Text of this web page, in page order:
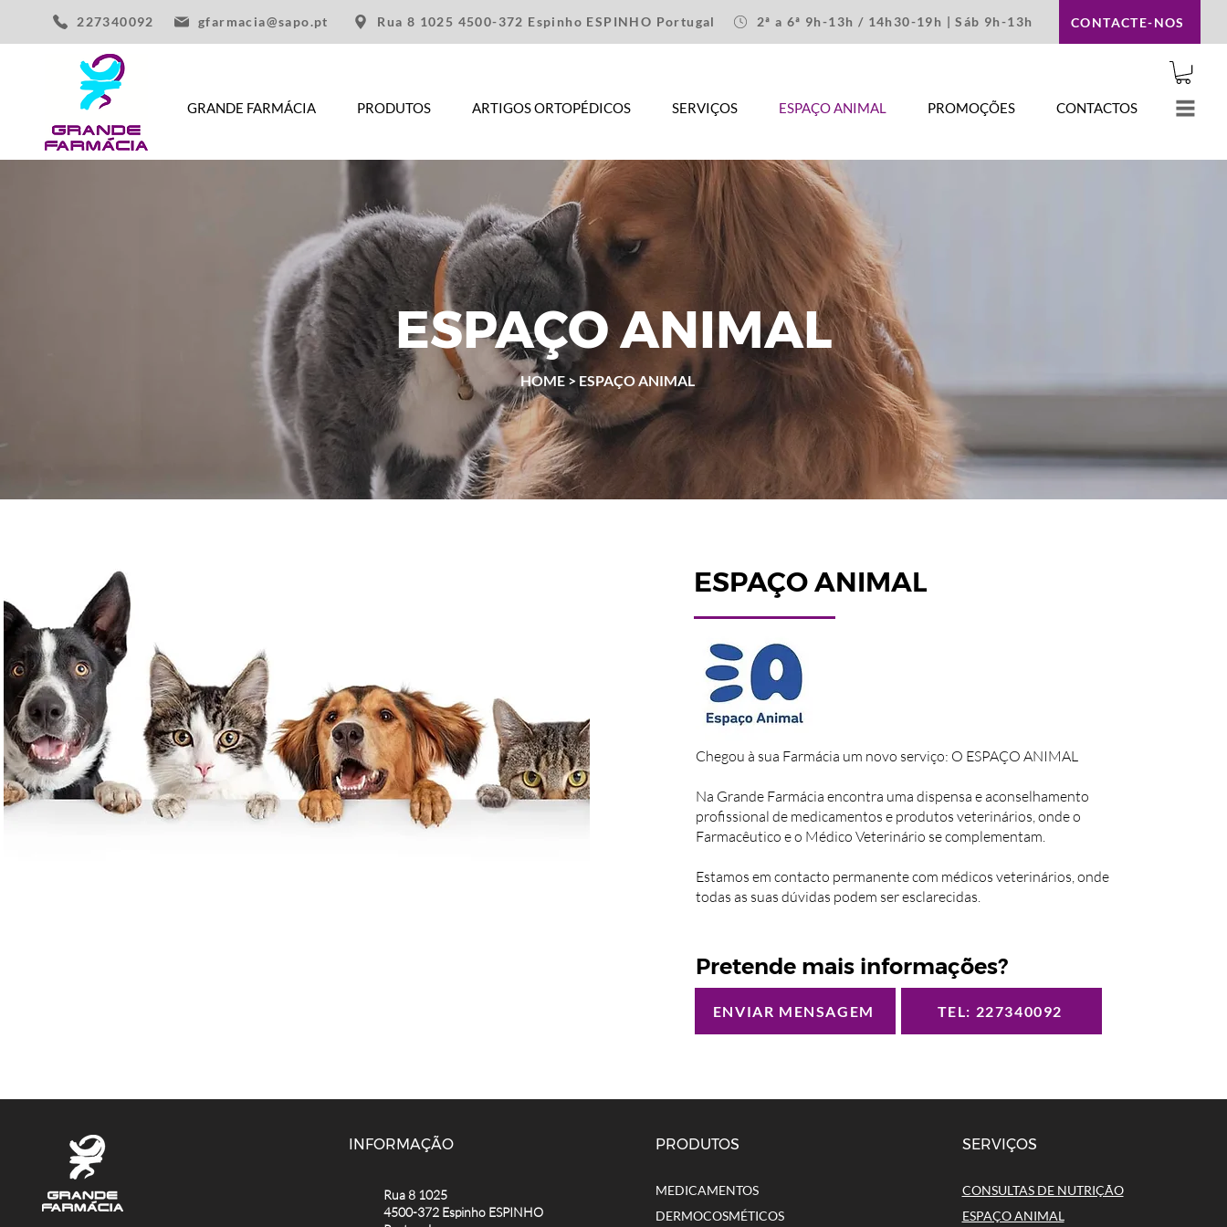
227340092 gfarmacia@sapo.pt Rua 8 1025 4500-372 Espinho ESPINHO Portugal 2ª a 6ª 9h-13h / 14h30-19h | Sáb 9h-13h CONTACTE-NOS
GRANDE FARMÁCIA PRODUTOS ARTIGOS ORTOPÉDICOS SERVIÇOS ESPAÇO ANIMAL PROMOÇÕES CONTACTOS
ESPAÇO ANIMAL
HOME> ESPAÇO ANIMAL
ESPAÇO ANIMAL
Chegou à sua Farmácia um novo serviço: O ESPAÇO ANIMAL
Na Grande Farmácia encontra uma dispensa e aconselhamento
profissional de medicamentos e produtos veterinários, onde o
Farmacêutico e o Médico Veterinário se complementam.
Estamos em contacto permanente com médicos veterinários, onde
todas as suas dúvidas podem ser esclarecidas.
Pretende mais informações?
ENVIAR MENSAGEM TEL: 227340092
INFORMAÇÃO
Rua 8 1025
4500-372 Espinho ESPINHO
PRODUTOS
MEDICAMENTOS
DERMOCOSMÉTICOS
SERVIÇOS
CONSULTAS DE NUTRIÇÃO
ESPAÇO ANIMAL